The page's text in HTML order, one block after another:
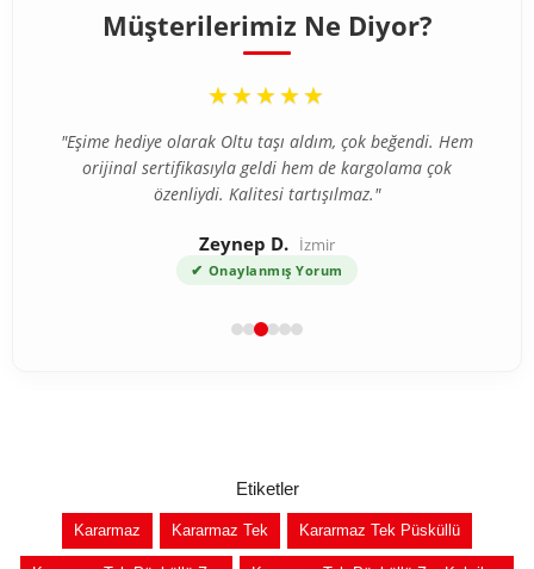
Müşterilerimiz Ne Diyor?
“
★★★★★
"Eşime hediye olarak Oltu taşı aldım, çok beğendi. Hem
orijinal sertifikasıyla geldi hem de kargolama çok
özenliydi. Kalitesi tartışılmaz."
Zeynep D. İzmir
✔ Onaylanmış Yorum
Etiketler
Kararmaz Kararmaz Tek Kararmaz Tek Püsküllü